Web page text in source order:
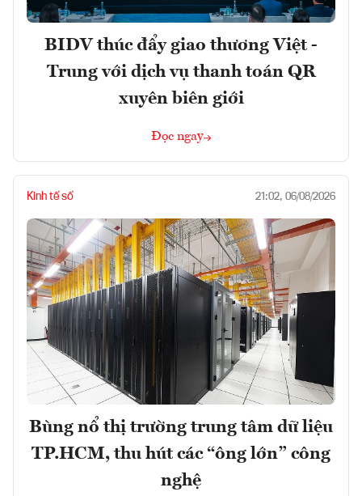
BIDV thúc đẩy giao thương Việt -
Trung với dịch vụ thanh toán QR
xuyên biên giới
Đọc ngay
Kinh tế số 21:02, 06/08/2026
Bùng nổ thị trường trung tâm dữ liệu
TP.HCM, thu hút các “ông lớn” công
nghệ